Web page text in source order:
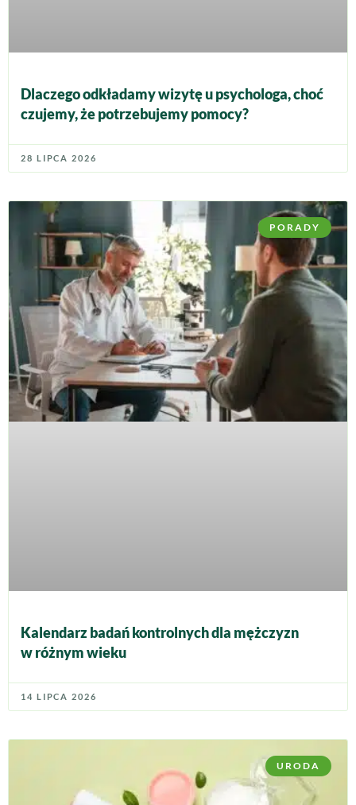
Dlaczego odkładamy wizytę u psychologa, choć
czujemy, że potrzebujemy pomocy?
28 LIPCA 2026
PORADY
Kalendarz badań kontrolnych dla mężczyzn
w różnym wieku
14 LIPCA 2026
URODA